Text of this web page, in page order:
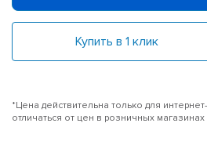
Купить в 1 клик
*Цена действительна только для
отличаться от цен в розничных магазинах